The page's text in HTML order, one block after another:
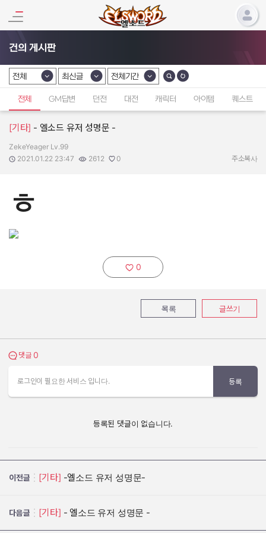
건의 게시판
카테고리 선택
전체
카테고리 선택
최신글
카테고리 선택
전체기간
전체 GM답변 던전 대전 캐릭터 아이템 퀘스트
[기타] - 엘소드 유저 성명문 -
작성자:
ZekeYeager Lv.99
작성일:
2021.01.22 23:47
조회수:
2612
추천수:
0 주소복사
ㅎ
추천하기:
0
목록 글쓰기
댓글 보기
댓글 0
로그인이 필요한 서비스 입니다. 등록
등록된 댓글이 없습니다.
이전글 [기타] -엘소드 유저 성명문-
다음글 [기타] - 엘소드 유저 성명문 -